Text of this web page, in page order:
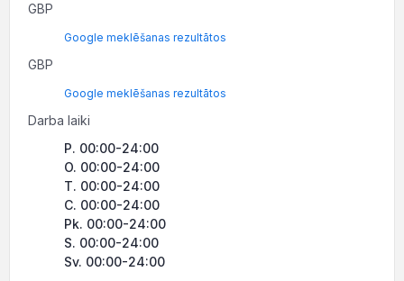
GBP
Google meklēšanas rezultātos
GBP
Google meklēšanas rezultātos
Darba laiki
P. 00:00-24:00
O. 00:00-24:00
T. 00:00-24:00
C. 00:00-24:00
Pk. 00:00-24:00
S. 00:00-24:00
Sv. 00:00-24:00